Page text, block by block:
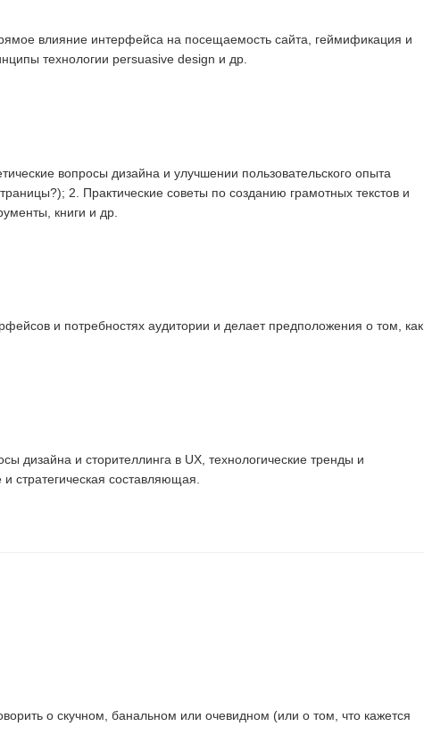
влияние интерфейса на посещаемость сайта, геймификация и
технологии persuasive design и др.
вопросы дизайна и улучшении пользовательского опыта
2. Практические советы по созданию грамотных текстов и
книги и др.
и потребностях аудитории и делает предположения о том, как
дизайна и сторителлинга в UX, технологические тренды и
стратегическая составляющая.
о скучном, банальном или очевидном (или о том, что кажется